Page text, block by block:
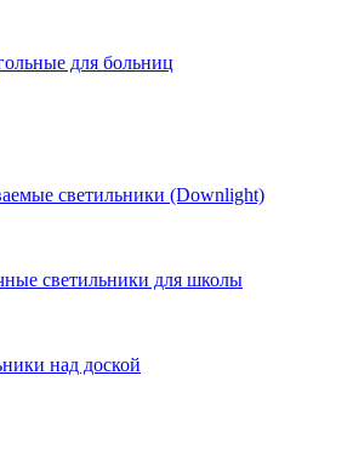
для больниц
светильники (Downlight)
светильники для школы
над доской